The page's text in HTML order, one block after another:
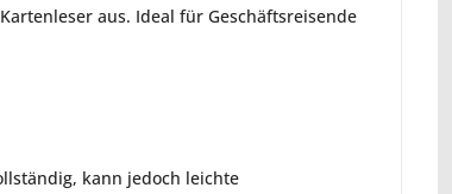
aus. Ideal für Geschäftsreisende
kann jedoch leichte